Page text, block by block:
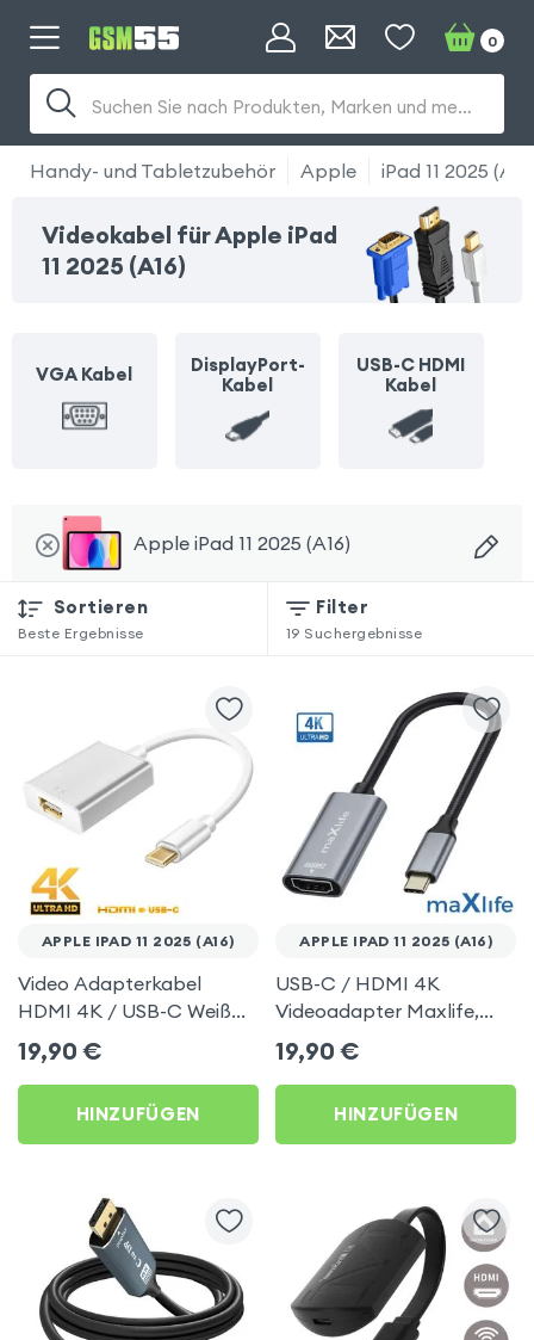
Suchen Sie nach Produkten, Marken und mehr...
0
Handy- und Tabletzubehör Apple iPad 11 2025
Videokabel für Apple iPad
11 2025 (A16)
VGA Kabel
DisplayPort-
Kabel
USB-C HDMI
Kabel
Apple iPad 11 2025 (A16)
Sortieren
Beste Ergebnisse
Filter
19 Suchergebnisse
APPLE IPAD 11 2025 (A16)
Video Adapterkabel
HDMI 4K / USB-C Weiß
für Apple iPad 11 2025
(A16)
19,90 €
HINZUFÜGEN
APPLE IPAD 11 2025 (A16)
USB-C / HDMI 4K
Videoadapter Maxlife,
Grau für Apple iPad 11
2025 (A16)
19,90 €
HINZUFÜGEN